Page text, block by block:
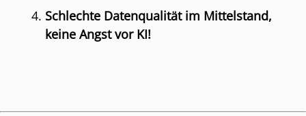
Schlechte Datenqualität im Mittelstand,
keine Angst vor KI!